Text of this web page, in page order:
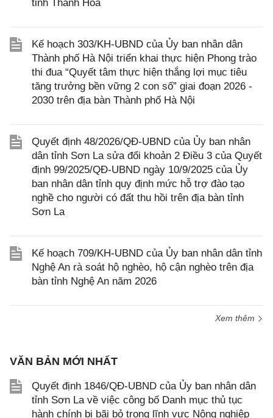
tỉnh Thanh Hóa
Kế hoạch 303/KH-UBND của Ủy ban nhân dân
Thành phố Hà Nội triển khai thực hiện Phong trào
thi đua “Quyết tâm thực hiện thắng lợi mục tiêu
tăng trưởng bền vững 2 con số” giai đoạn 2026 -
2030 trên địa bàn Thành phố Hà Nội
Quyết định 48/2026/QĐ-UBND của Ủy ban nhân
dân tỉnh Sơn La sửa đổi khoản 2 Điều 3 của Quyết
định 99/2025/QĐ-UBND ngày 10/9/2025 của Ủy
ban nhân dân tỉnh quy định mức hỗ trợ đào tạo
nghề cho người có đất thu hồi trên địa bàn tỉnh
Sơn La
Kế hoạch 709/KH-UBND của Ủy ban nhân dân tỉnh
Nghệ An rà soát hộ nghèo, hộ cận nghèo trên địa
bàn tỉnh Nghệ An năm 2026
Xem thêm
VĂN BẢN MỚI NHẤT
Quyết định 1846/QĐ-UBND của Ủy ban nhân dân
tỉnh Sơn La về việc công bố Danh mục thủ tục
hành chính bị bãi bỏ trong lĩnh vực Nông nghiệp